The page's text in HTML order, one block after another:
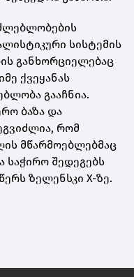
სისტემის
განხორციელებაც
ქვეყანას
გააჩნია.
ბაზა და
რომ
მწარმოებლებმაც
საჭირო შედეგებს
ზელენსკი X-ზე.